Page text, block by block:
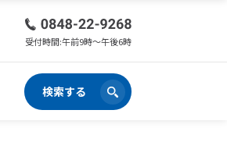
受付時間:午前9時〜午後6時
検索する